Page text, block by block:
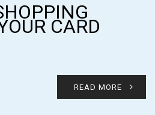
CARD
READ MORE